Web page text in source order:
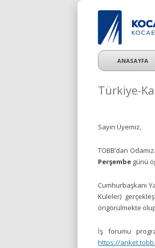
KSO 3500’ü
ANASAYFA
Türkiye-
Sayın Üyemiz,
TOBB’dan
Perşembe günü
Cumhurbaşkanı
Kuleler)
öngörülmekte
İş forumu
https://